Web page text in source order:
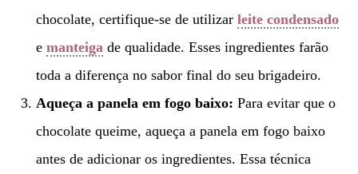
chocolate, certifique-se de utilizar leite condensado
e manteiga de qualidade. Esses ingredientes farão
toda a diferença no sabor final do seu brigadeiro.
Aqueça a panela em fogo baixo: Para evitar que o
chocolate queime, aqueça a panela em fogo baixo
antes de adicionar os ingredientes. Essa técnica